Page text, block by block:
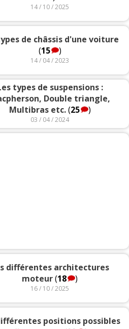
14 / 10 / 2025
de châssis d'une voiture
(15 )
14 / 04 / 2023
types de suspensions :
Double triangle,
Multibras etc.(25 )
03 / 04 / 2024
différentes architectures
moteur(18 )
16 / 10 / 2025
positions possibles